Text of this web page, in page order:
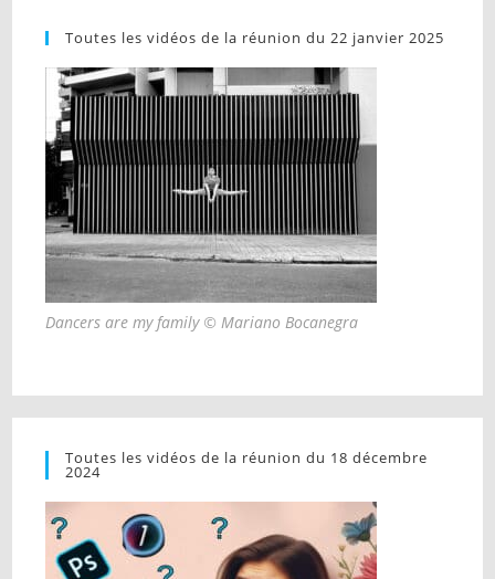
Toutes les vidéos de la réunion du 22 janvier 2025
Dancers are my family © Mariano Bocanegra
Toutes les vidéos de la réunion du 18 décembre
2024